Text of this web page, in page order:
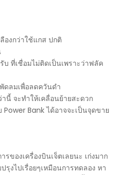
องกว่าใช้แกส ปกติ
ที่เชื่อมไม่ติดเป็นเพราะว่าฟลัค
ดลมเพื่อลดควันดำ
นี้ จะทำให้เคลื่อนย้ายสะดวก
Bank ได้อาจจะเป็นจุดขาย
รของเครื่องบินเจ็ตเลยนะ เก่งมาก
รุงไปเรื่อยๆเหมือนการทดลอง หา